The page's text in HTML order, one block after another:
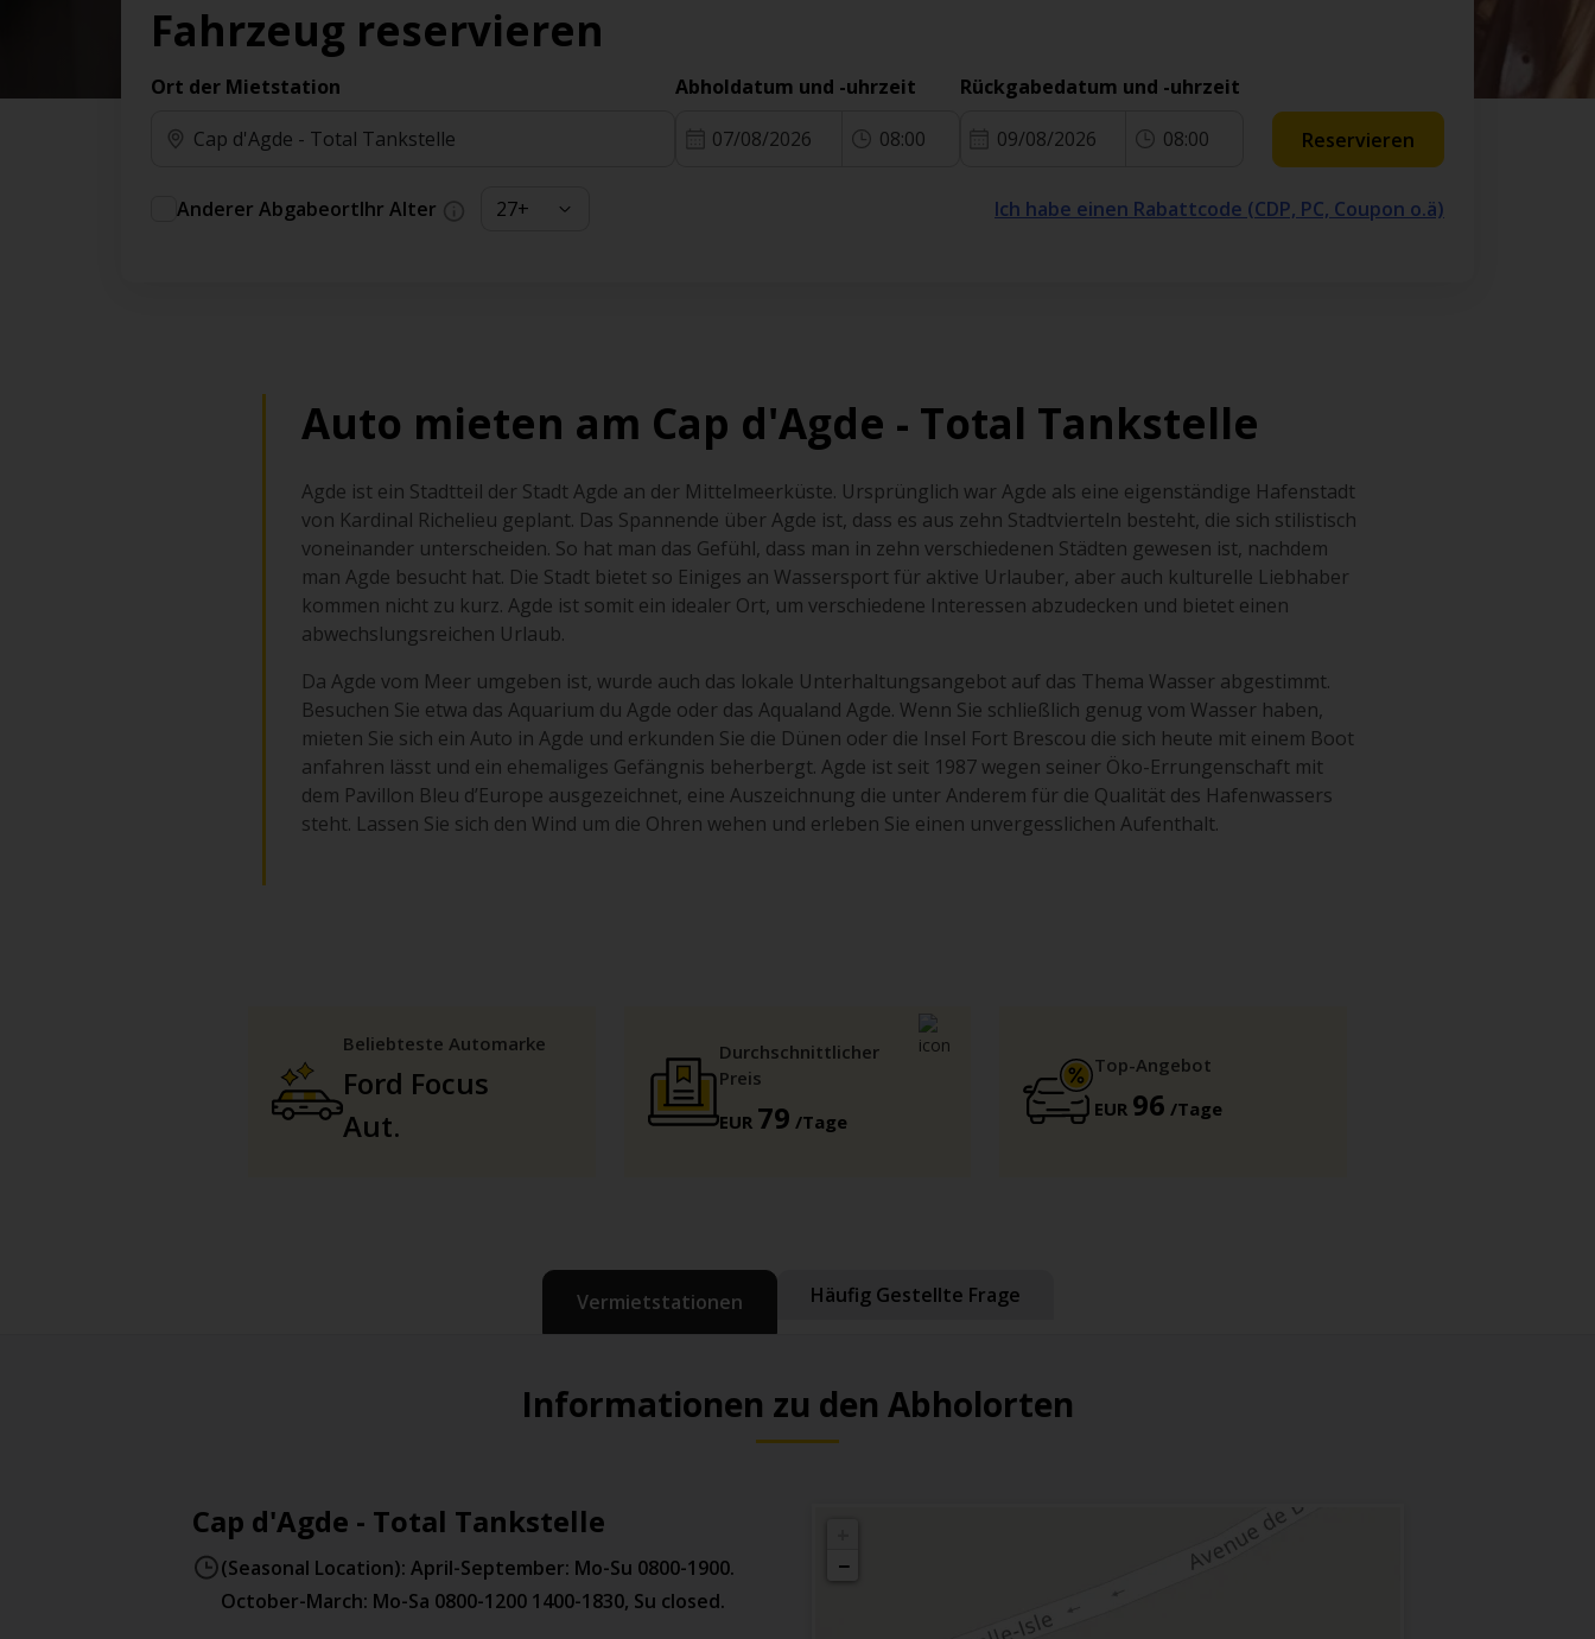
Vorteilen und Prämien an.
Sie können direkt zu Ihrem Auto gehen, ohne
An ausgewählten Standorten erhältlich.
Fahrzeug reservieren
Ort der Mietstation Abholdatum und -uhrzeit
07/08/2026 08:00
Rückgabedatum und -uhrzeit
09/08/2026 08:00 Reservieren
Anderer AbgabeortIhr Alter Ich habe einen Rabattcode (CDP, PC, Coupon o.ä)
Auto mieten am Cap d'Agde - Total Tankstelle
Agde ist ein Stadtteil der Stadt Agde an der Mittelmeerküste. Ursprünglich war Agde als eine eigenständige Hafenstadt
von Kardinal Richelieu geplant. Das Spannende über Agde ist, dass es aus zehn Stadtvierteln besteht, die sich stilistisch
voneinander unterscheiden. So hat man das Gefühl, dass man in zehn verschiedenen Städten gewesen ist, nachdem
man Agde besucht hat. Die Stadt bietet so Einiges an Wassersport für aktive Urlauber, aber auch kulturelle Liebhaber
kommen nicht zu kurz. Agde ist somit ein idealer Ort, um verschiedene Interessen abzudecken und bietet einen
abwechslungsreichen Urlaub.
Da Agde vom Meer umgeben ist, wurde auch das lokale Unterhaltungsangebot auf das Thema Wasser abgestimmt.
Besuchen Sie etwa das Aquarium du Agde oder das Aqualand Agde. Wenn Sie schließlich genug vom Wasser haben,
mieten Sie sich ein Auto in Agde und erkunden Sie die Dünen oder die Insel Fort Brescou die sich heute mit einem Boot
anfahren lässt und ein ehemaliges Gefängnis beherbergt. Agde ist seit 1987 wegen seiner Öko-Errungenschaft mit
dem Pavillon Bleu d’Europe ausgezeichnet, eine Auszeichnung die unter Anderem für die Qualität des Hafenwassers
steht. Lassen Sie sich den Wind um die Ohren wehen und erleben Sie einen unvergesslichen Aufenthalt.
Beliebteste Automarke
Ford Focus
Aut.
Durchschnittlicher
Preis
EUR 79 /Tage
Top-Angebot
EUR 96 /Tage
Vermietstationen Häufig Gestellte Frage
Informationen zu den Abholorten
Cap d'Agde - Total Tankstelle
(Seasonal Location): April-September: Mo-Su 0800-1900.
October-March: Mo-Sa 0800-1200 1400-1830, Su closed.
−